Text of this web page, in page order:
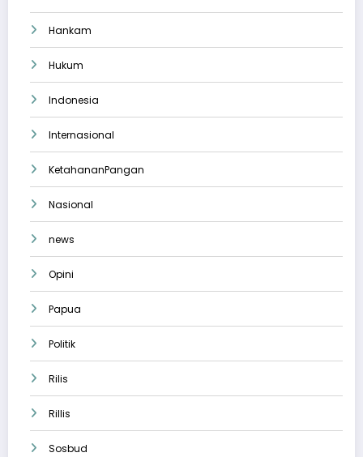
Hankam
Hukum
Indonesia
Internasional
KetahananPangan
Nasional
news
Opini
Papua
Politik
Rilis
Rillis
Sosbud